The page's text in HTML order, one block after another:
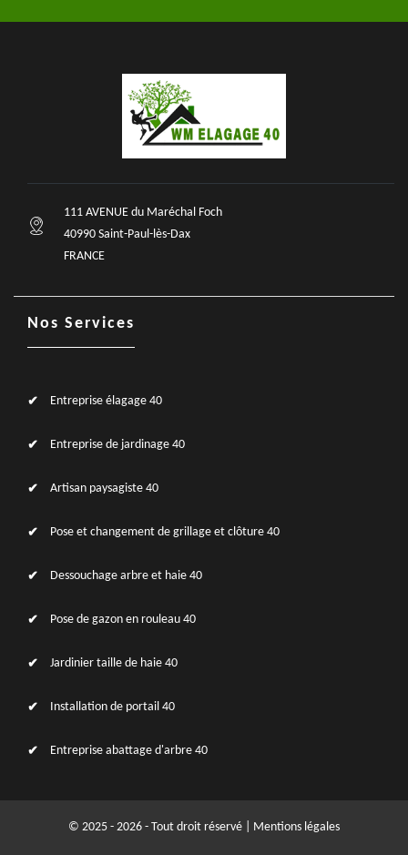
111 AVENUE du Maréchal Foch
40990 Saint-Paul-lès-Dax
FRANCE
Nos Services
Entreprise élagage 40
Entreprise de jardinage 40
Artisan paysagiste 40
Pose et changement de grillage et clôture 40
Dessouchage arbre et haie 40
Pose de gazon en rouleau 40
Jardinier taille de haie 40
Installation de portail 40
Entreprise abattage d'arbre 40
© 2025 - 2026 - Tout droit réservé | Mentions légales